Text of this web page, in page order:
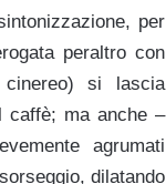
per
peraltro con
si lascia
caffè; ma anche –
agrumati
dilatando